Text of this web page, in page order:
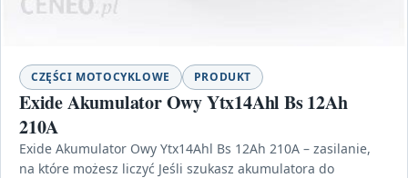
CZĘŚCI MOTOCYKLOWE PRODUKT
Exide Akumulator Owy Ytx14Ahl Bs 12Ah
210A
Exide Akumulator Owy Ytx14Ahl Bs 12Ah 210A – zasilanie,
na które możesz liczyć Jeśli szukasz akumulatora do